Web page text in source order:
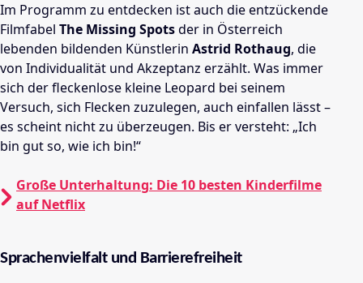
Im Programm zu entdecken ist auch die entzückende
Filmfabel The Missing Spotsder in Österreich
lebenden bildenden Künstlerin Astrid Rothaug, die
von Individualität und Akzeptanz erzählt. Was immer
sich der fleckenlose kleine Leopard bei seinem
Versuch, sich Flecken zuzulegen, auch einfallen lässt –
es scheint nicht zu überzeugen. Bis er versteht: „Ich
bin gut so, wie ich bin!“
Große Unterhaltung: Die 10 besten Kinderfilme
auf Netflix
Sprachenvielfalt und Barrierefreiheit